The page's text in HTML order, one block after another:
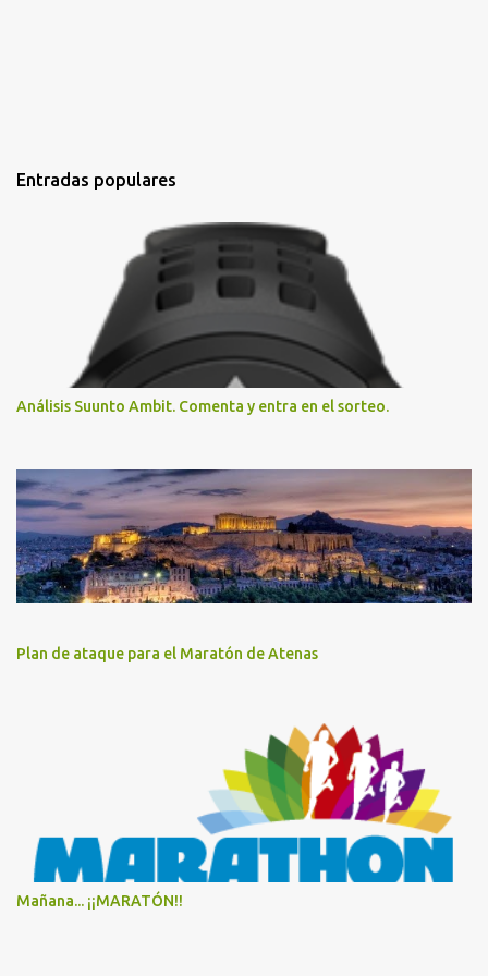
Entradas populares
Análisis Suunto Ambit. Comenta y entra en el sorteo.
Plan de ataque para el Maratón de Atenas
Mañana... ¡¡MARATÓN!!